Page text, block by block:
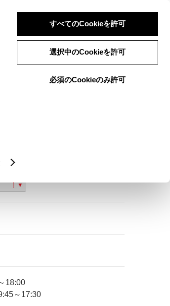
すべてのCookieを許可
選択中のCookieを許可
必須のCookieのみ許可
ログイン 検索 メニュー
ご購入相談
鶴間２７９３−１０
18:00
～17:30